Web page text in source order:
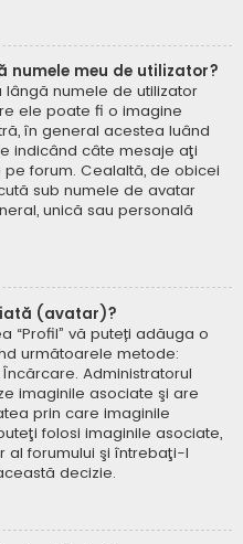
numele meu de utilizator?
numele de utilizator
ele poate fi o imagine
în general acestea luând
indicând câte mesaje aţi
forum. Cealaltă, de obicei
sub numele de avatar
unică sau personală
(avatar)?
“Profil” vă puteți adăuga o
următoarele metode:
Administratorul
imaginile asociate şi are
prin care imaginile
folosi imaginile asociate,
al forumului şi întrebaţi-l
decizie.